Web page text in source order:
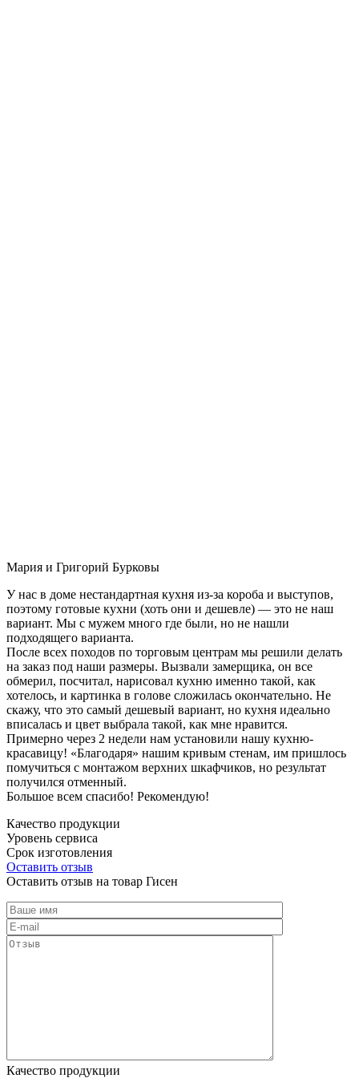
Мария и Григорий Бурковы
У нас в доме нестандартная кухня из-за короба и выступов,
поэтому готовые кухни (хоть они и дешевле) — это не наш
вариант. Мы с мужем много где были, но не нашли
подходящего варианта.
После всех походов по торговым центрам мы решили делать
на заказ под наши размеры. Вызвали замерщика, он все
обмерил, посчитал, нарисовал кухню именно такой, как
хотелось, и картинка в голове сложилась окончательно. Не
скажу, что это самый дешевый вариант, но кухня идеально
вписалась и цвет выбрала такой, как мне нравится.
Примерно через 2 недели нам установили нашу кухню-
красавицу! «Благодаря» нашим кривым стенам, им пришлось
помучиться с монтажом верхних шкафчиков, но результат
получился отменный.
Большое всем спасибо! Рекомендую!
Качество продукции
Уровень сервиса
Срок изготовления
Оставить отзыв
Оставить отзыв на товар Гисен
Качество продукции